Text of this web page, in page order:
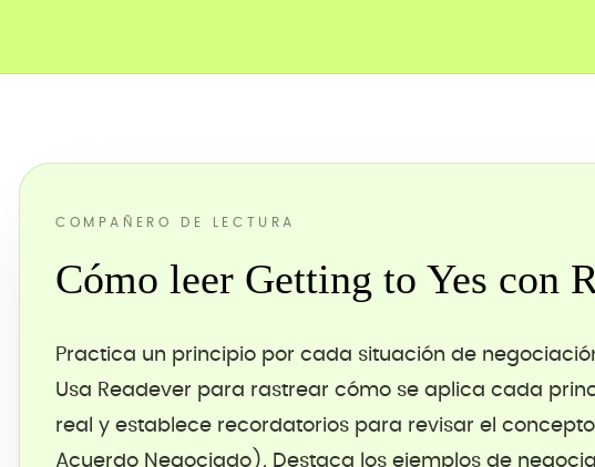
COMPAÑERO DE LECTURA
Cómo leer Getting to Yes con
Practica un principio por cada situación de
Usa Readever para rastrear cómo se aplica cada
real y establece recordatorios para revisar el
Acuerdo Negociado). Destaca los ejemplos de